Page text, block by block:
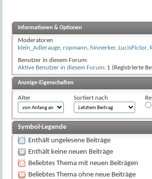
Informationen & Optionen
Moderatoren
klein_Adlerauge, ropmann, hinnerker, LucisPictor,
Benutzer in diesem Forum:
Aktive Benutzer in diesem Forum: 1 (Registrierte
Anzeige-Eigenschaften
Alter Sortiert nach
Symbol-Legende
Enthält ungelesene Beiträge
Enthält keine neuen Beiträge
Beliebtes Thema mit neuen Beiträgen
Beliebtes Thema ohne neue Beiträge